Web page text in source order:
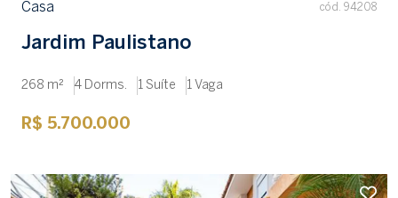
Casa cód. 94208
Jardim Paulistano
268 m² 4 Dorms. 1 Suíte 1 Vaga
R$ 5.700.000